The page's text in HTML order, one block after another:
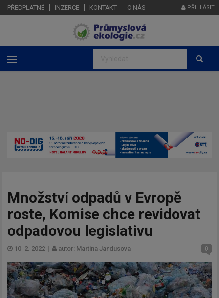
PŘEDPLATNÉ INZERCE KONTAKT O NÁS PŘIHLÁSIT
Množství odpadů v Evropě
roste, Komise chce revidovat
odpadovou legislativu
10. 2. 2022 | autor: Martina Jandusova 0